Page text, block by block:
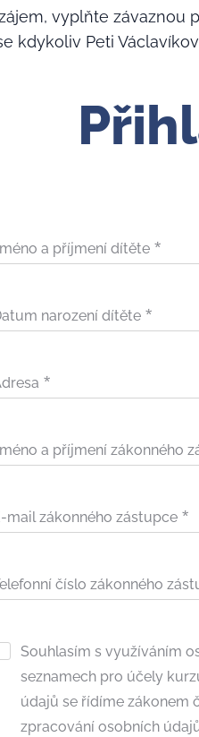
vyplňte závaznou
kdykoliv Peti
a příjmení dítěte
narození dítěte
a příjmení zákonného
mail zákonného zástupce
číslo zákonného
Souhlasím s využíváním
seznamech pro účely
údajů se řídíme zákonem
zpracování osobních